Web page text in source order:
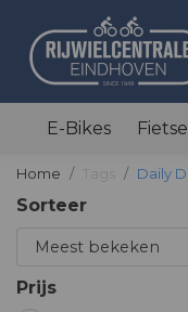
E-Bikes
Home Daily
Sorteer
Prijs